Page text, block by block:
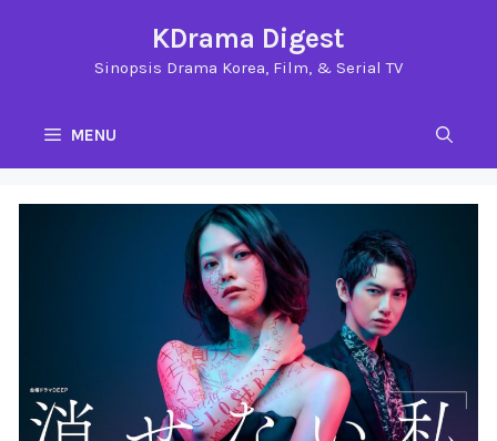
KDrama Digest
Sinopsis Drama Korea, Film, & Serial TV
MENU